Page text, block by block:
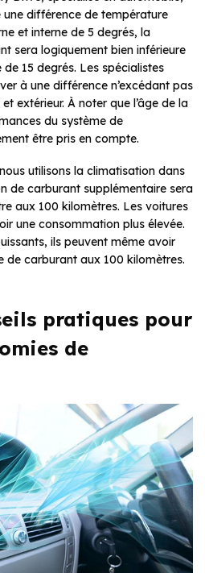
une différence de température
et interne de 5 degrés, la
sera logiquement bien inférieure
15 degrés. Les spécialistes
à une différence n’excédant pas
extérieur. À noter que l’âge de la
du système de
être pris en compte.
utilisons la climatisation dans
de carburant supplémentaire sera
aux 100 kilomètres. Les voitures
une consommation plus élevée.
ils peuvent même avoir
de carburant aux 100 kilomètres.
pratiques pour
de